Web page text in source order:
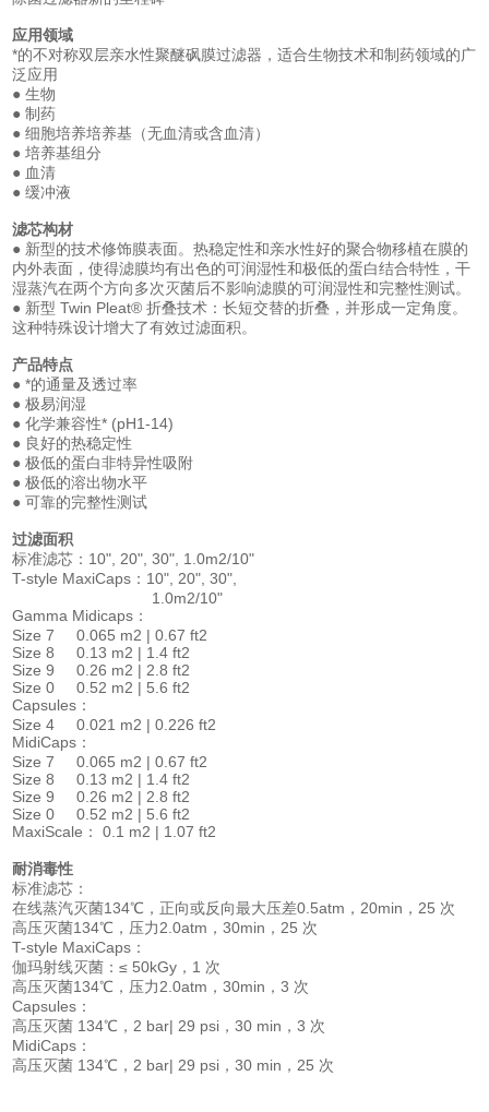
应用领域
*的不对称双层亲水性聚醚砜膜过滤器，适合生物技术和制药领域的广
泛应用
● 生物
● 制药
● 细胞培养培养基（无血清或含血清）
● 培养基组分
● 血清
● 缓冲液
滤芯构材
● 新型的技术修饰膜表面。热稳定性和亲水性好的聚合物移植在膜的
内外表面，使得滤膜均有出色的可润湿性和极低的蛋白结合特性，干
湿蒸汽在两个方向多次灭菌后不影响滤膜的可润湿性和完整性测试。
● 新型 Twin Pleat® 折叠技术：长短交替的折叠，并形成一定角度。
这种特殊设计增大了有效过滤面积。
产品特点
● *的通量及透过率
● 极易润湿
● 化学兼容性* (pH1-14)
● 良好的热稳定性
● 极低的蛋白非特异性吸附
● 极低的溶出物水平
● 可靠的完整性测试
过滤面积
标准滤芯：10", 20", 30", 1.0m2/10"
T-style MaxiCaps：10", 20", 30",
1.0m2/10"
Gamma Midicaps：
Size 7 0.065 m2 | 0.67 ft2
Size 8 0.13 m2 | 1.4 ft2
Size 9 0.26 m2 | 2.8 ft2
Size 0 0.52 m2 | 5.6 ft2
Capsules：
Size 4 0.021 m2 | 0.226 ft2
MidiCaps：
Size 7 0.065 m2 | 0.67 ft2
Size 8 0.13 m2 | 1.4 ft2
Size 9 0.26 m2 | 2.8 ft2
Size 0 0.52 m2 | 5.6 ft2
MaxiScale： 0.1 m2 | 1.07 ft2
耐消毒性
标准滤芯：
在线蒸汽灭菌134℃，正向或反向最大压差0.5atm，20min，25 次
高压灭菌134℃，压力2.0atm，30min，25 次
T-style MaxiCaps：
伽玛射线灭菌：≤ 50kGy，1 次
高压灭菌134℃，压力2.0atm，30min，3 次
Capsules：
高压灭菌 134℃，2 bar| 29 psi，30 min，3 次
MidiCaps：
高压灭菌 134℃，2 bar| 29 psi，30 min，25 次